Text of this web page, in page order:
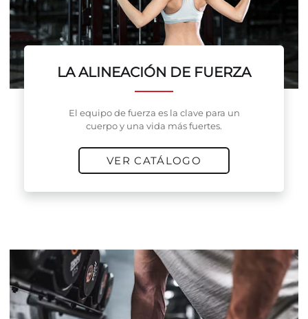
LA ALINEACIÓN DE FUERZA
El equipo de fuerza es la clave para un
cuerpo y una vida más fuertes.
VER CATÁLOGO